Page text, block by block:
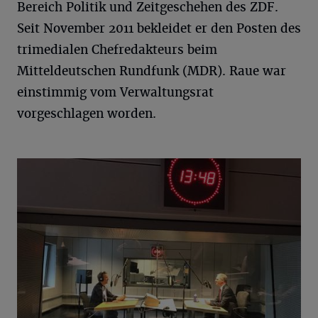
Bereich Politik und Zeitgeschehen des ZDF.
Seit November 2011 bekleidet er den Posten des
trimedialen Chefredakteurs beim
Mitteldeutschen Rundfunk (MDR). Raue war
einstimmig vom Verwaltungsrat
vorgeschlagen worden.